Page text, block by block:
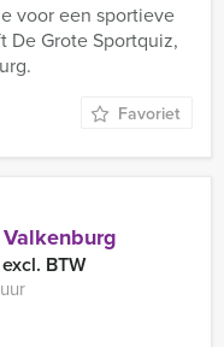
voor een sportieve
De Grote Sportquiz,
Favoriet
BTW